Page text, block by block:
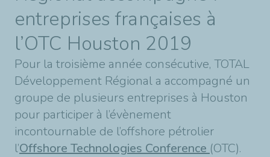
entreprises françaises à
l’OTC Houston 2019
Pour la troisième année consécutive, TOTAL
Développement Régional a accompagné un
groupe de plusieurs entreprises à Houston
pour participer à l’évènement
incontournable de l’offshore pétrolier
l’Offshore Technologies Conference (OTC).